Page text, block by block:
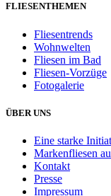
FLIESENTHEMEN
Fliesentrends
Wohnwelten
Fliesen im Bad
Fliesen-Vorzüge
Fotogalerie
ÜBER UNS
Eine starke
Markenfliesen
Kontakt
Presse
Impressum